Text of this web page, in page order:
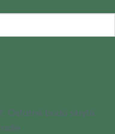
Ostatné budú skryté.